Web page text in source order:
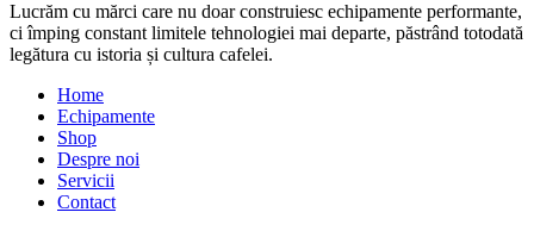
Lucrăm cu mărci care nu doar construiesc echipamente performante,
ci împing constant limitele tehnologiei mai departe, păstrând totodată
legătura cu istoria și cultura cafelei.
Home
Echipamente
Shop
Despre noi
Servicii
Contact